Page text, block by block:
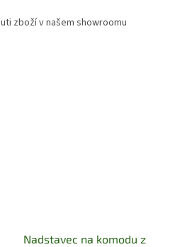
zboží v našem showroomu
Nadstavec na komodu z